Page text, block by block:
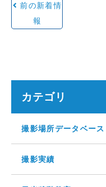
前の新着情
報
カテゴリ
撮影場所データベース
撮影実績